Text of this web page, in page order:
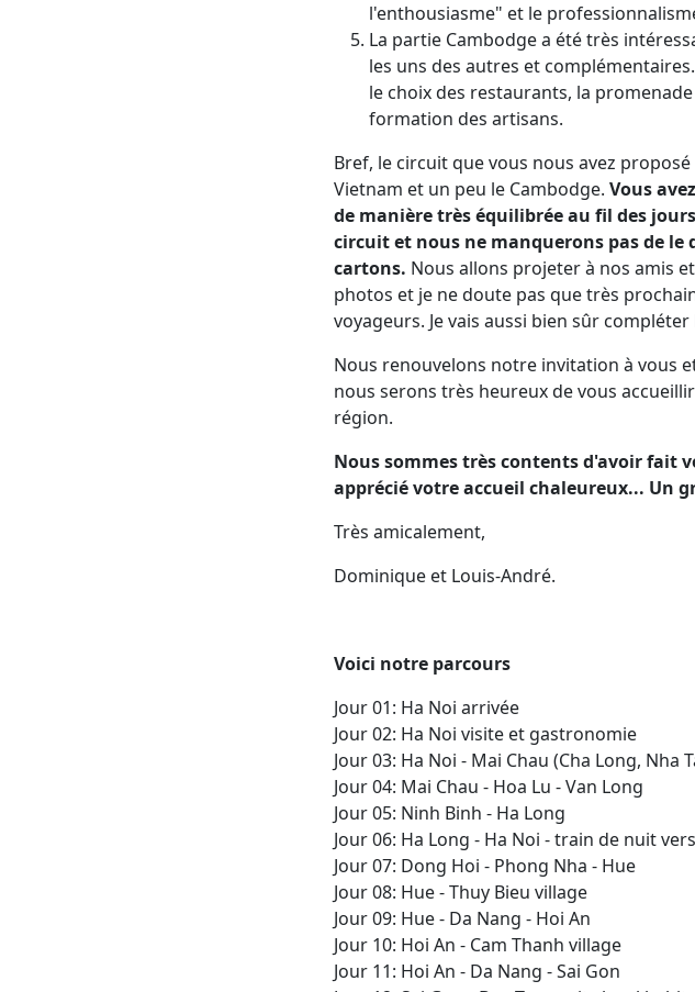
l'enthousiasme" et le
La partie Cambodge a été très
les uns des autres et
le choix des restaurants, la
formation des artisans.
Bref, le circuit que vous nous avez
Vietnam et un peu le Cambodge. Vous
de manière très équilibrée au fil des
circuit et nous ne manquerons pas de
cartons. Nous allons projeter à nos amis
photos et je ne doute pas que très
voyageurs. Je vais aussi bien sûr
Nous renouvelons notre invitation à vous
nous serons très heureux de vous
région.
Nous sommes très contents d'avoir fait
apprécié votre accueil chaleureux... Un
Très amicalement,
Dominique et Louis-André.
Voici notre parcours
Jour 01: Ha Noi arrivée
Jour 02: Ha Noi visite et gastronomie
Jour 03: Ha Noi - Mai Chau (Cha Long, Nha
Jour 04: Mai Chau - Hoa Lu - Van Long
Jour 05: Ninh Binh - Ha Long
Jour 06: Ha Long - Ha Noi - train de nuit
Jour 07: Dong Hoi - Phong Nha - Hue
Jour 08: Hue - Thuy Bieu village
Jour 09: Hue - Da Nang - Hoi An
Jour 10: Hoi An - Cam Thanh village
Jour 11: Hoi An - Da Nang - Sai Gon